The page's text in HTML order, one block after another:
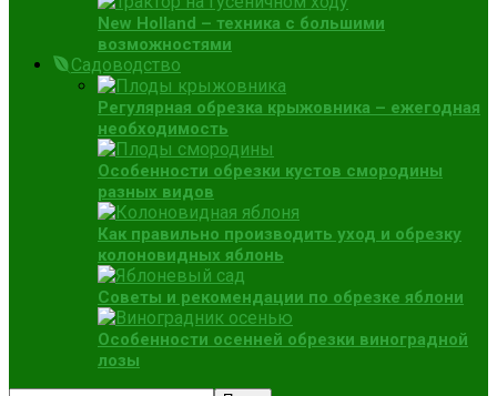
New Holland – техника с большими
возможностями
Садоводство
Регулярная обрезка крыжовника – ежегодная
необходимость
Особенности обрезки кустов смородины
разных видов
Как правильно производить уход и обрезку
колоновидных яблонь
Советы и рекомендации по обрезке яблони
Особенности осенней обрезки виноградной
лозы